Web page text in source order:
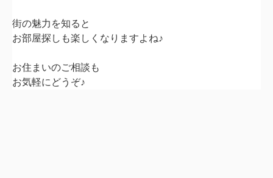
街の魅力を知ると
お部屋探しも楽しくなりますよね♪
お住まいのご相談も
お気軽にどうぞ♪